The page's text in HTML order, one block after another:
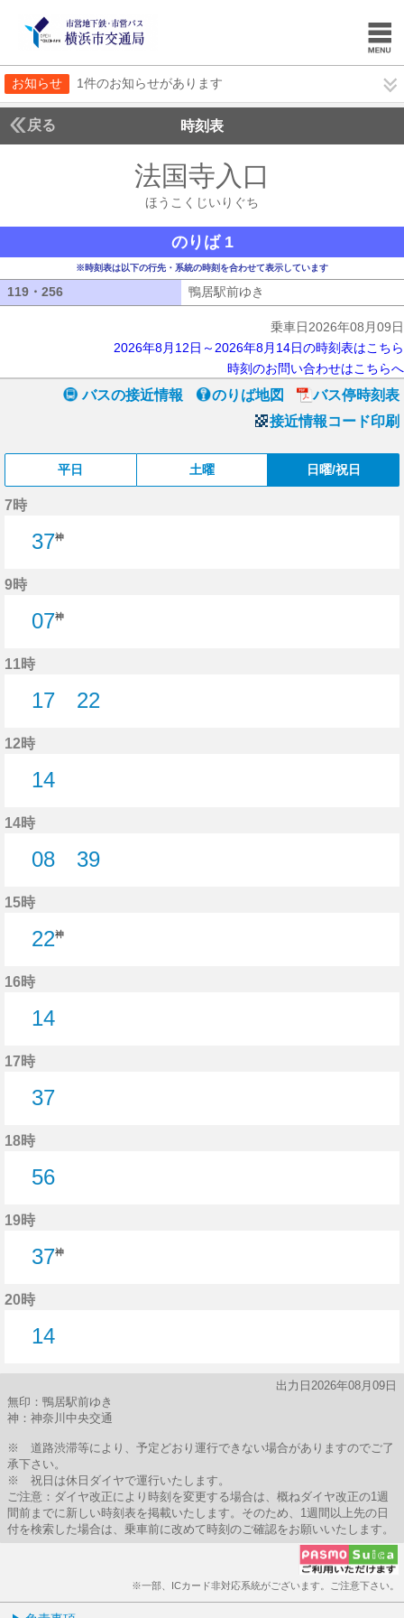
お知らせ 1件のお知らせがあります
戻る 時刻表
法国寺入口
ほうこくじいりぐち
のりば 1
※時刻表は以下の行先・系統の時刻を合わせて表示しています
119・256 鴨居駅前ゆき
乗車日2026年08月09日
2026年8月12日～2026年8月14日の時刻表はこちら
時刻のお問い合わせはこちらへ
バスの接近情報 のりば地図
バス停時刻表
接近情報コード印刷
平日 土曜 日曜/祝日
7時
37神
9時
07神
11時
17
22
12時
14
14時
08
39
15時
22神
16時
14
17時
37
18時
56
19時
37神
20時
14
出力日2026年08月09日
無印：鴨居駅前ゆき
神：神奈川中央交通
※ 道路渋滞等により、予定どおり運行できない場合がありますのでご了
承下さい。
※ 祝日は休日ダイヤで運行いたします。
ご注意：ダイヤ改正により時刻を変更する場合は、概ねダイヤ改正の1週
間前までに新しい時刻表を掲載いたします。そのため、1週間以上先の日
付を検索した場合は、乗車前に改めて時刻のご確認をお願いいたします。
※一部、ICカード非対応系統がございます。ご注意下さい。